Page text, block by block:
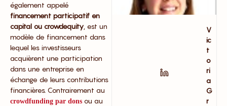
également appelé
financement participatif en
capital ou crowdequity , est un
modèle de financement dans
lequel les investisseurs
acquièrent une participation
dans une entreprise en
échange de leurs contributions
financières. Contrairement au
crowdfunding par dons ou au
V
ic
t
o
ri
a
G
r